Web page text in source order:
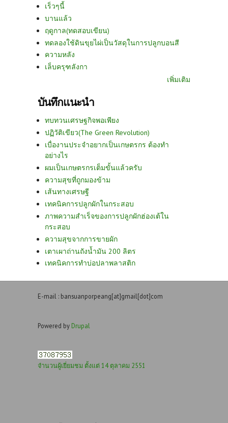
เร็วๆนี้
บานแล้ว
ฤดูกาล(ทดสอบเขียน)
ทดลองใช้ดินขุยไผ่เป็นวัสดุในการปลูกบอนสี
ความหลัง
เล็บครุฑลังกา
เพิ่มเติม
บันทึกแนะนำ
ทบทวนเศรษฐกิจพอเพียง
ปฏิวัติเขียว(The Green Revolution)
เบื่องานประจำอยากเป็นเกษตรกร ต้องทำ
อย่างไร
ผมเป็นเกษตรกรเต็มขั้นแล้วครับ
ความสุขที่ถูกมองข้าม
เส้นทางเศรษฐี
เทคนิคการปลูกผักในกระสอบ
ภาพความสำเร็จของการปลูกผักฮ่องเต้ใน
กระสอบ
ความสุขจากการขายผัก
เตาเผาถ่านถังน้ำมัน 200 ลิตร
เทคนิคการทำบ่อปลาพลาสติก
E-mail : bansuanporpeang[at]gmail[dot]com
Powered by Drupal
จำนวนผู้เยี่ยมชม ตั้งแต่ 14 ตุลาคม 2551